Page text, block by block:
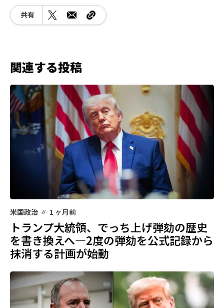
共有
関連する投稿
米国政治 1 ヶ月前
トランプ大統領、でっち上げ弾劾の歴史
を書き換えへ—2度の弾劾を公式記録から
抹消する計画が始動